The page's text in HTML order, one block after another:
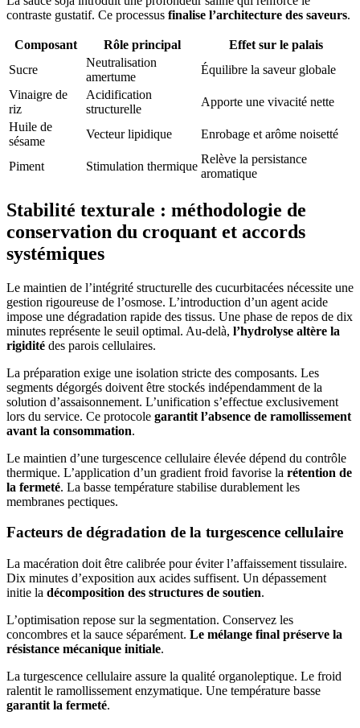
contraste gustatif. Ce processus finalise l’architecture des saveurs.
Composant Rôle principal
Effet sur le palais
Sucre
Neutralisation
amertume
Équilibre la saveur globale
Vinaigre de
riz
Acidification
structurelle
Apporte une vivacité nette
Huile de
sésame
Vecteur lipidique Enrobage et arôme noisetté
Piment Stimulation thermique
Relève la persistance
aromatique
Stabilité texturale : méthodologie de
conservation du croquant et accords
systémiques
Le maintien de l’intégrité structurelle des cucurbitacées nécessite une
gestion rigoureuse de l’osmose. L’introduction d’un agent acide
impose une dégradation rapide des tissus. Une phase de repos de dix
minutes représente le seuil optimal. Au-delà, l’hydrolyse altère la
rigidité des parois cellulaires.
La préparation exige une isolation stricte des composants. Les
segments dégorgés doivent être stockés indépendamment de la
solution d’assaisonnement. L’unification s’effectue exclusivement
lors du service. Ce protocole garantit l’absence de ramollissement
avant la consommation.
Le maintien d’une turgescence cellulaire élevée dépend du contrôle
thermique. L’application d’un gradient froid favorise la rétention de
la fermeté. La basse température stabilise durablement les
membranes pectiques.
Facteurs de dégradation de la turgescence cellulaire
La macération doit être calibrée pour éviter l’affaissement tissulaire.
Dix minutes d’exposition aux acides suffisent. Un dépassement
initie la décomposition des structures de soutien.
L’optimisation repose sur la segmentation. Conservez les
concombres et la sauce séparément. Le mélange final préserve la
résistance mécanique initiale.
La turgescence cellulaire assure la qualité organoleptique. Le froid
ralentit le ramollissement enzymatique. Une température basse
garantit la fermeté.